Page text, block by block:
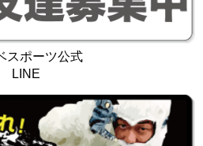
スポーツ公式
LINE